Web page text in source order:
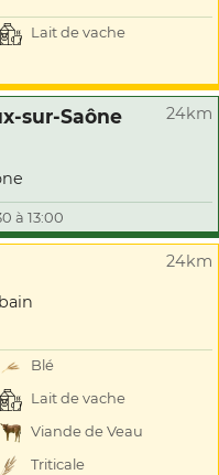
Lait de vache
sur-Saône 24km
à 13:00
24km
Blé
Lait de vache
Viande de Veau
Triticale